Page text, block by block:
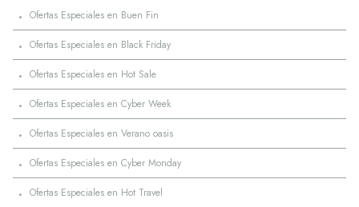
· Ofertas Especiales en Buen Fin
· Ofertas Especiales en Black Friday
· Ofertas Especiales en Hot Sale
· Ofertas Especiales en Cyber Week
· Ofertas Especiales en Verano oasis
· Ofertas Especiales en Cyber Monday
· Ofertas Especiales en Hot Travel